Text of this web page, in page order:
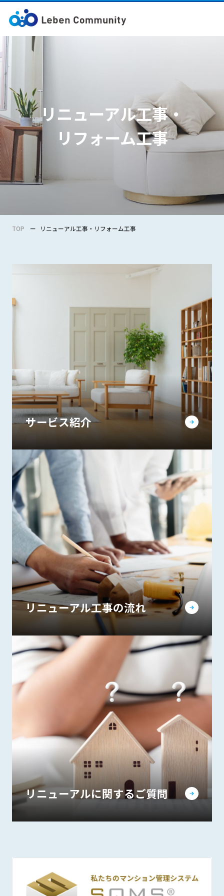
リニューアル工事・
リフォーム工事
TOP リニューアル工事・リフォーム工事
サービス紹介
リニューアル工事の流れ
リニューアルに関するご質問